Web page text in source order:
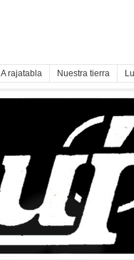
A rajatabla Nuestra tierra